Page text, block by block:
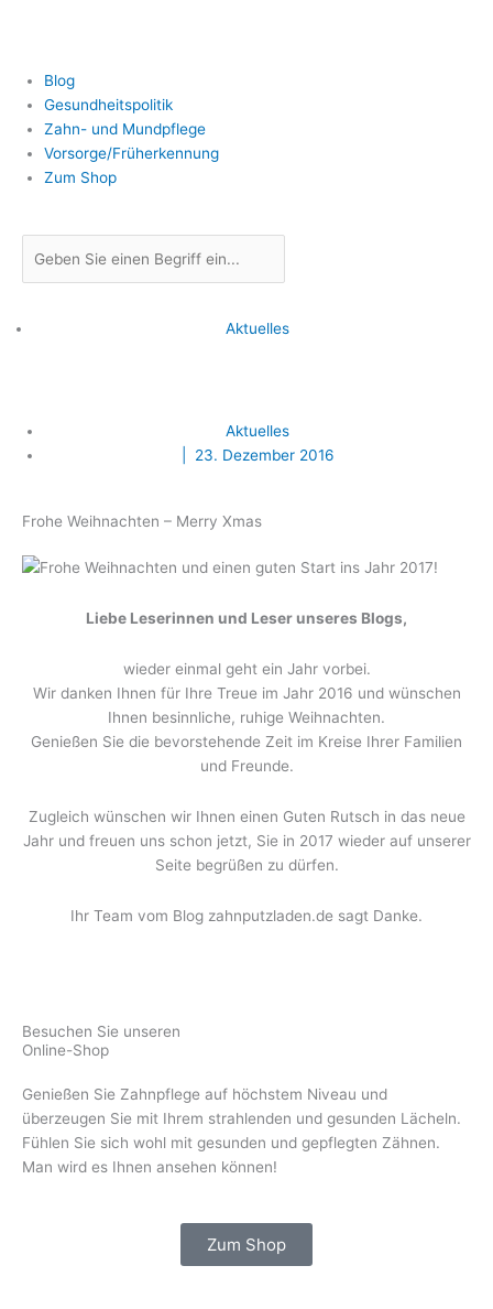
Blog
Gesundheitspolitik
Zahn- und Mundpflege
Vorsorge/Früherkennung
Zum Shop
Aktuelles
Aktuelles
23. Dezember 2016
Frohe Weihnachten – Merry Xmas
Liebe Leserinnen und Leser unseres Blogs,
wieder einmal geht ein Jahr vorbei.
Wir danken Ihnen für Ihre Treue im Jahr 2016 und wünschen
Ihnen besinnliche, ruhige Weihnachten.
Genießen Sie die bevorstehende Zeit im Kreise Ihrer Familien
und Freunde.
Zugleich wünschen wir Ihnen einen Guten Rutsch in das neue
Jahr und freuen uns schon jetzt, Sie in 2017 wieder auf unserer
Seite begrüßen zu dürfen.
Ihr Team vom Blog zahnputzladen.de sagt Danke.
Besuchen Sie unseren
Online-Shop
Genießen Sie Zahnpflege auf höchstem Niveau und
überzeugen Sie mit Ihrem strahlenden und gesunden Lächeln.
Fühlen Sie sich wohl mit gesunden und gepflegten Zähnen.
Man wird es Ihnen ansehen können!
Zum Shop